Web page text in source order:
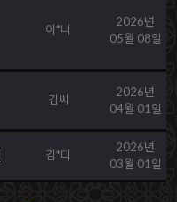
이*니
2026년
05월 08일
김씨
2026년
04월 01일
김*디
2026년
03월 01일